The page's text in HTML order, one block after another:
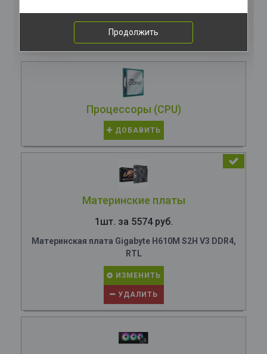
Комплектация
компьютера
Процессоры (CPU)
ДОБАВИТЬ
Материнские платы
1шт. за 5574 руб.
Материнская плата Gigabyte H610M S2H V3 DDR4,
RTL
ИЗМЕНИТЬ
УДАЛИТЬ
Продолжить